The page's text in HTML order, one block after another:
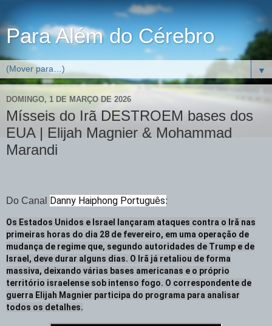
Para Além do Cérebro
▼
DOMINGO, 1 DE MARÇO DE 2026
Mísseis do Irã DESTROEM bases dos
EUA | Elijah Magnier & Mohammad
Marandi
Do Canal Danny Haiphong Português:
Os Estados Unidos e Israel lançaram ataques contra o Irã nas
primeiras horas do dia 28 de fevereiro, em uma operação de
mudança de regime que, segundo autoridades de Trump e de
Israel, deve durar alguns dias. O Irã já retaliou de forma
massiva, deixando várias bases americanas e o próprio
território israelense sob intenso fogo. O correspondente de
guerra Elijah Magnier participa do programa para analisar
todos os detalhes.